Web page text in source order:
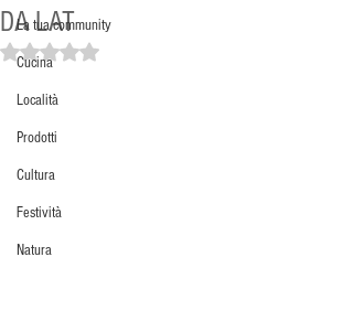
La tua community
Cucina
Località
Prodotti
Cultura
Festività
Natura
DA LAT
Valutazione NaN stelle su 5.